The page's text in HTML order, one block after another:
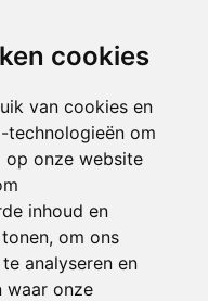
cookies
van cookies en
technologieën om
op onze website
inhoud en
om ons
analyseren en
waar onze
Dusschoten